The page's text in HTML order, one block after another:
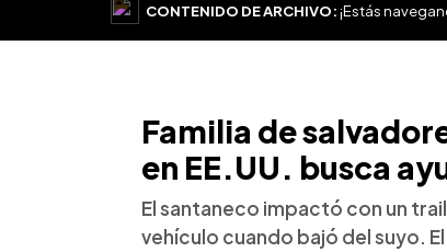
CONTENIDO DE ARCHIVO:¡Estás
Familia de
en EE.UU. busca
El santaneco impactó con un
vehículo cuando bajó del suyo.